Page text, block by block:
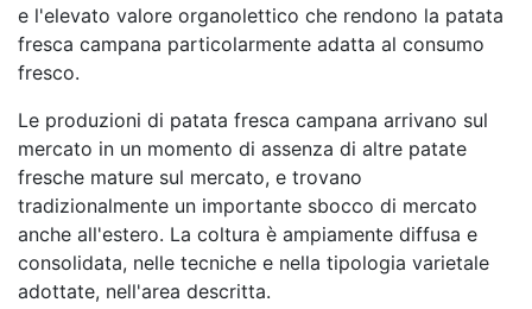
e l'elevato valore organolettico che rendono la patata
fresca campana particolarmente adatta al consumo
fresco.
Le produzioni di patata fresca campana arrivano sul
mercato in un momento di assenza di altre patate
fresche mature sul mercato, e trovano
tradizionalmente un importante sbocco di mercato
anche all'estero. La coltura è ampiamente diffusa e
consolidata, nelle tecniche e nella tipologia varietale
adottate, nell'area descritta.